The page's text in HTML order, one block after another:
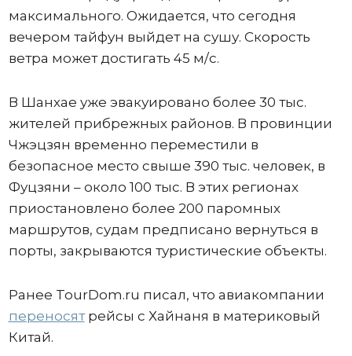
максимального. Ожидается, что сегодня
вечером тайфун выйдет на сушу. Скорость
ветра может достигать 45 м/с.
В Шанхае уже эвакуировано более 30 тыс.
жителей прибрежных районов. В провинции
Чжэцзян временно переместили в
безопасное место свыше 390 тыс. человек, в
Фуцзяни – около 100 тыс. В этих регионах
приостановлено более 200 паромных
маршрутов, судам предписано вернуться в
порты, закрываются туристические объекты.
Ранее TourDom.ru писал, что авиакомпании
переносятрейсы с Хайнаня в материковый
Китай.